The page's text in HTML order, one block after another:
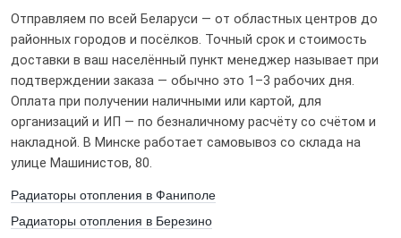
Оцените от 1 до 5
Отправляем по всей Беларуси — от областных центров до
районных городов и посёлков. Точный срок и стоимость
доставки в ваш населённый пункт менеджер называет при
подтверждении заказа — обычно это 1–3 рабочих дня.
Оплата при получении наличными или картой, для
организаций и ИП — по безналичному расчёту со счётом и
накладной. В Минске работает самовывоз со склада на
улице Машинистов, 80.
Радиаторы отопления в Фаниполе
Радиаторы отопления в Березино